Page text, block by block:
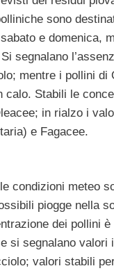
sono
e domenica,
segnalano
mentre i pollini di
calo. Stabili le
in rialzo i
e Fagacee.
condizioni meteo
piogge nella
dei pollini è
si segnalano valori
valori stabili